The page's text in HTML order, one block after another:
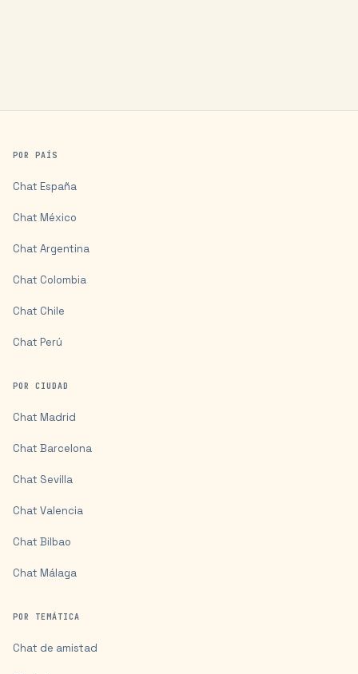
POR PAÍS
Chat España
Chat México
Chat Argentina
Chat Colombia
Chat Chile
Chat Perú
POR CIUDAD
Chat Madrid
Chat Barcelona
Chat Sevilla
Chat Valencia
Chat Bilbao
Chat Málaga
POR TEMÁTICA
Chat de amistad